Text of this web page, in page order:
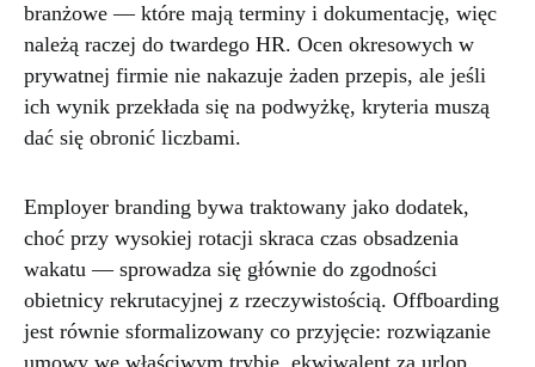
branżowe — które mają terminy i dokumentację, więc
należą raczej do twardego HR. Ocen okresowych w
prywatnej firmie nie nakazuje żaden przepis, ale jeśli
ich wynik przekłada się na podwyżkę, kryteria muszą
dać się obronić liczbami.
Employer branding bywa traktowany jako dodatek,
choć przy wysokiej rotacji skraca czas obsadzenia
wakatu — sprowadza się głównie do zgodności
obietnicy rekrutacyjnej z rzeczywistością. Offboarding
jest równie sformalizowany co przyjęcie: rozwiązanie
umowy we właściwym trybie, ekwiwalent za urlop,